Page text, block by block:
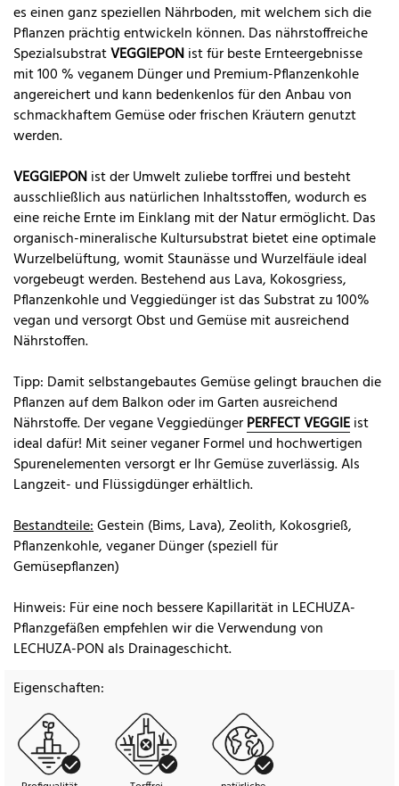
es einen ganz speziellen Nährboden, mit welchem sich die
Pflanzen prächtig entwickeln können. Das nährstoffreiche
SpezialsubstratVEGGIEPONist für beste Ernteergebnisse
mit 100 % veganem Dünger und Premium-Pflanzenkohle
angereichert und kann bedenkenlos für den Anbau von
schmackhaftem Gemüse oder frischen Kräutern genutzt
werden.
VEGGIEPONist der Umwelt zuliebe torffrei und besteht
ausschließlich aus natürlichen Inhaltsstoffen, wodurch es
eine reiche Ernte im Einklang mit der Natur ermöglicht. Das
organisch-mineralische Kultursubstrat bietet eine optimale
Wurzelbelüftung, womit Staunässe und Wurzelfäule ideal
vorgebeugt werden. Bestehend aus Lava, Kokosgriess,
Pflanzenkohle und Veggiedünger ist das Substrat zu 100%
vegan und versorgt Obst und Gemüse mit ausreichend
Nährstoffen.
Tipp: Damit selbstangebautes Gemüse gelingt brauchen die
Pflanzen auf dem Balkon oder im Garten ausreichend
Nährstoffe. Der vegane VeggiedüngerPERFECT VEGGIEist
ideal dafür! Mit seiner veganer Formel und hochwertigen
Spurenelementen versorgt er Ihr Gemüse zuverlässig. Als
Langzeit- und Flüssigdünger erhältlich.
Bestandteile:Gestein (Bims, Lava), Zeolith, Kokosgrieß,
Pflanzenkohle, veganer Dünger (speziell für
Gemüsepflanzen)
Hinweis: Für eine noch bessere Kapillarität in LECHUZA-
Pflanzgefäßen empfehlen wir die Verwendung von
LECHUZA-PON als Drainageschicht.
Eigenschaften: